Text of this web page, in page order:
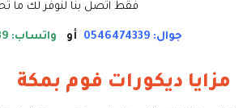
فقط اتصل بنا لنوفر لك ما
جوال: 0546474339 أو واتساب: 0546474339
مزايا ديكورات فوم بمكة